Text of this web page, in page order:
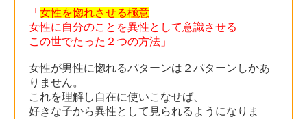
「 女性を惚れさせる極意
女性に自分のことを異性として意識させる
この世でたった２つの方法」
女性が男性に惚れるパターンは２パターンしかあ
りません。
これを理解し自在に使いこなせば、
好きな子から異性として見られるようになりま